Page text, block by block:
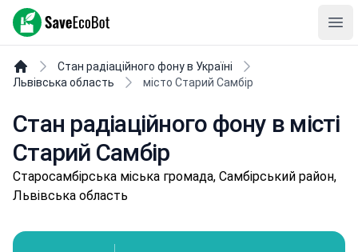
SaveEcoBot
Стан радіаційного фону в Україні
Львівська область
місто Старий Самбір
Стан радіаційного фону в місті
Старий Самбір
Стapoсaмбіpськa міська громада, Самбірський район,
Львівська область